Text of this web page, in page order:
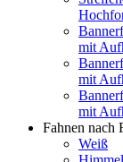
mit
mit
mit
Fahnen nach
Weiß